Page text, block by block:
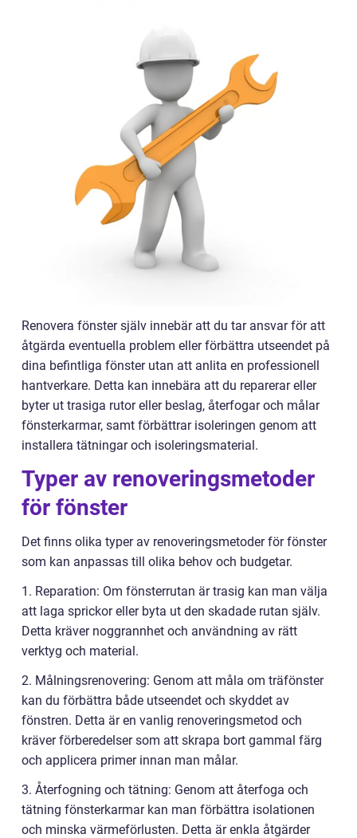
Renovera fönster själv innebär att du tar ansvar för att
åtgärda eventuella problem eller förbättra utseendet på
dina befintliga fönster utan att anlita en professionell
hantverkare. Detta kan innebära att du reparerar eller
byter ut trasiga rutor eller beslag, återfogar och målar
fönsterkarmar, samt förbättrar isoleringen genom att
installera tätningar och isoleringsmaterial.
Typer av renoveringsmetoder
för fönster
Det finns olika typer av renoveringsmetoder för fönster
som kan anpassas till olika behov och budgetar.
1. Reparation: Om fönsterrutan är trasig kan man välja
att laga sprickor eller byta ut den skadade rutan själv.
Detta kräver noggrannhet och användning av rätt
verktyg och material.
2. Målningsrenovering: Genom att måla om träfönster
kan du förbättra både utseendet och skyddet av
fönstren. Detta är en vanlig renoveringsmetod och
kräver förberedelser som att skrapa bort gammal färg
och applicera primer innan man målar.
3. Återfogning och tätning: Genom att återfoga och
tätning fönsterkarmar kan man förbättra isolationen
och minska värmeförlusten. Detta är enkla åtgärder